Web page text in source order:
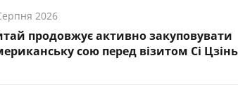
2026
продовжує активно закуповувати
сою перед візитом Сі